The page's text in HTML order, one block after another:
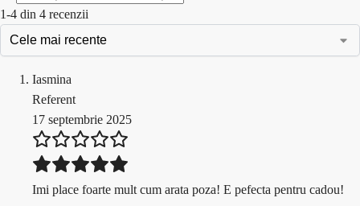
1-4 din 4 recenzii
Iasmina
Referent
17 septembrie 2025
Imi place foarte mult cum arata poza! E pefecta pentru cadou!